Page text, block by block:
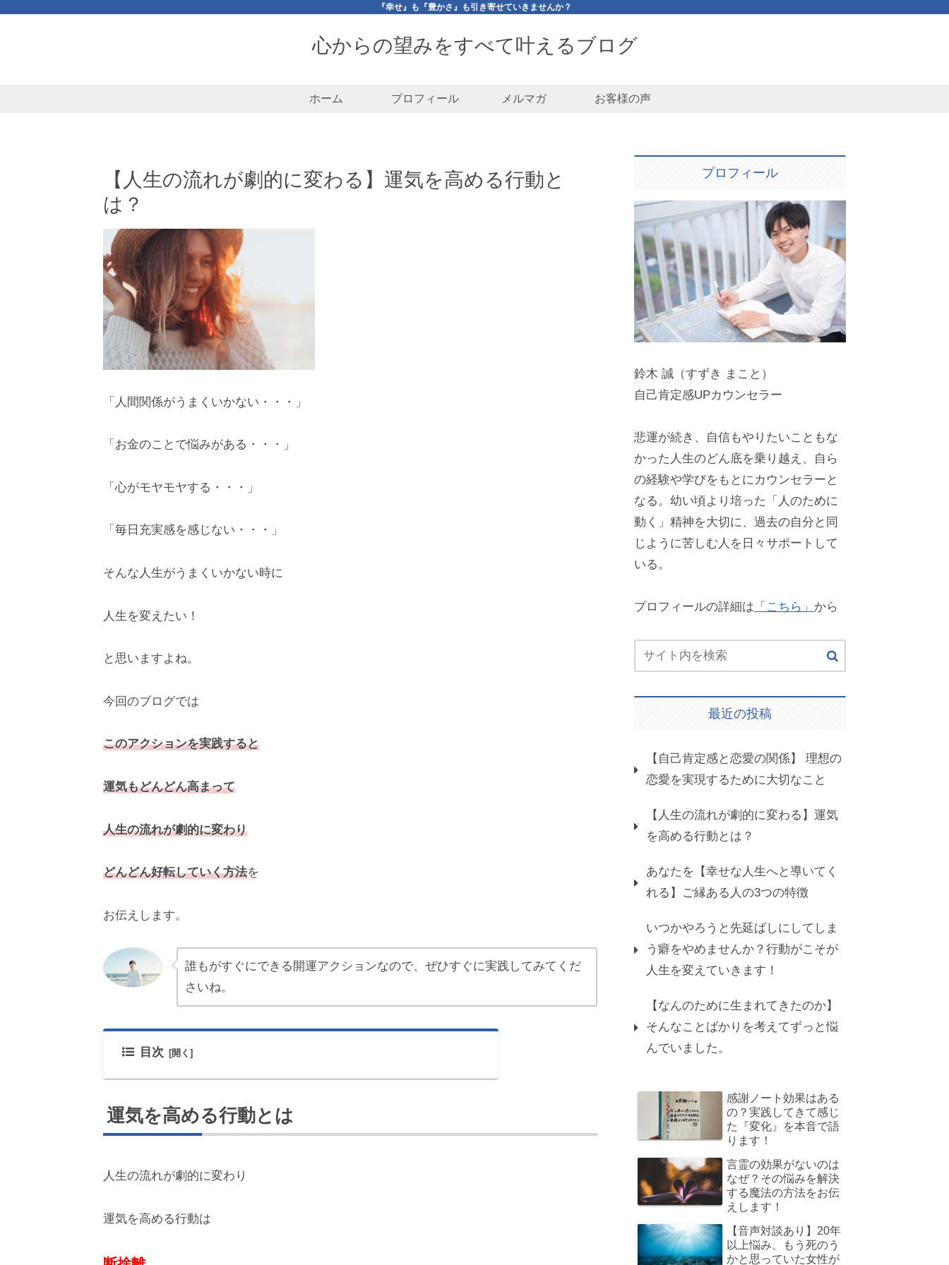
『幸せ』も『豊かさ』も引き寄せていきませんか？
心からの望みをすべて叶えるブログ
ホーム プロフィール メルマガ お客様の声
【人生の流れが劇的に変わる】運気を高める行動と
は？
「人間関係がうまくいかない・・・」
「お金のことで悩みがある・・・」
「心がモヤモヤする・・・」
「毎日充実感を感じない・・・」
そんな人生がうまくいかない時に
人生を変えたい！
と思いますよね。
今回のブログでは
このアクションを実践すると
運気もどんどん高まって
人生の流れが劇的に変わり
どんどん好転していく方法を
お伝えします。
誰もがすぐにできる開運アクションなので、ぜひすぐに実践してみてくだ
さいね。
目次
運気を高める行動とは
人生の流れが劇的に変わり
運気を高める行動は
プロフィール
鈴木 誠（すずき まこと）
自己肯定感UPカウンセラー
悲運が続き、自信もやりたいこともな
かった人生のどん底を乗り越え、自ら
の経験や学びをもとにカウンセラーと
なる。幼い頃より培った「人のために
動く」精神を大切に、過去の自分と同
じように苦しむ人を日々サポートして
いる。
プロフィールの詳細は 「こちら」 から
最近の投稿
【自己肯定感と恋愛の関係】 理想の
恋愛を実現するために大切なこと
【人生の流れが劇的に変わる】運気
を高める行動とは？
あなたを【幸せな人生へと導いてく
れる】ご縁ある人の3つの特徴
いつかやろうと先延ばしにしてしま
う癖をやめませんか？行動がこそが
人生を変えていきます！
【なんのために生まれてきたのか】
そんなことばかりを考えてずっと悩
んでいました。
感謝ノート効果はある
の？実践してきて感じ
た『変化』を本音で語
ります！
言霊の効果がないのは
なぜ？その悩みを解決
する魔法の方法をお伝
えします！
【音声対談あり】20年
以上悩み、もう死のう
かと思っていた女性が